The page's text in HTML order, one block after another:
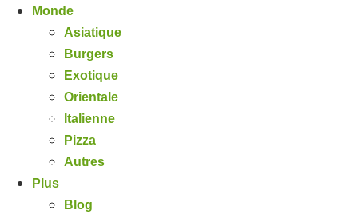
Monde
Asiatique
Burgers
Exotique
Orientale
Italienne
Pizza
Autres
Plus
Blog